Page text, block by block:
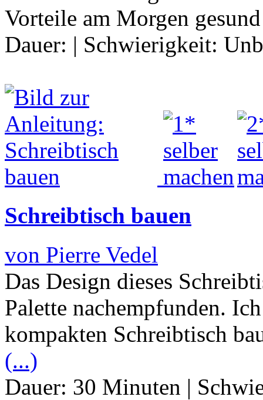
Vorteile am Morgen
Dauer: | Schwierigkeit:
Schreibtisch bauen
von Pierre Vedel
Das Design dieses
Palette nachempfunden.
kompakten Schreibtisch
(...)
Dauer: 30 Minuten |